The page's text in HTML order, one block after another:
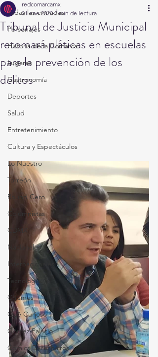
Todas las entradas
Personajes
Historia de la Comarca
Lugares
Gastronomía
Deportes
Salud
Entretenimiento
Cultura y Espectáculos
Lo Nuestro
Torreón
Round Cero
Columnistas
CDMX
Nacionales
Internacionales
Tecnología
Chismes
Qué Curioso
Gómez Palacio
Comics Derechairos
Tribunal de Justicia Municipal
retomará pláticas en escuelas
para la prevención de los
delitos
redcomarcamx
21 ene 2020 2 min de lectura